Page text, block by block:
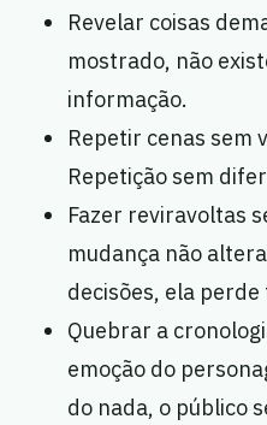
Revelar coisas
mostrado, não
informação.
Repetir cenas sem
Repetição sem
Fazer reviravoltas
mudança não
decisões, ela perde
Quebrar a
emoção do
do nada, o público